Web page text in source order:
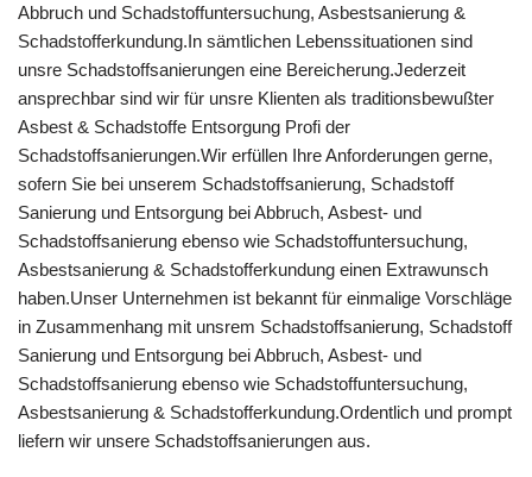
Abbruch und Schadstoffuntersuchung, Asbestsanierung &
Schadstofferkundung.In sämtlichen Lebenssituationen sind
unsre Schadstoffsanierungen eine Bereicherung.Jederzeit
ansprechbar sind wir für unsre Klienten als traditionsbewußter
Asbest & Schadstoffe Entsorgung Profi der
Schadstoffsanierungen.Wir erfüllen Ihre Anforderungen gerne,
sofern Sie bei unserem Schadstoffsanierung, Schadstoff
Sanierung und Entsorgung bei Abbruch, Asbest- und
Schadstoffsanierung ebenso wie Schadstoffuntersuchung,
Asbestsanierung & Schadstofferkundung einen Extrawunsch
haben.Unser Unternehmen ist bekannt für einmalige Vorschläge
in Zusammenhang mit unsrem Schadstoffsanierung, Schadstoff
Sanierung und Entsorgung bei Abbruch, Asbest- und
Schadstoffsanierung ebenso wie Schadstoffuntersuchung,
Asbestsanierung & Schadstofferkundung.Ordentlich und prompt
liefern wir unsere Schadstoffsanierungen aus.